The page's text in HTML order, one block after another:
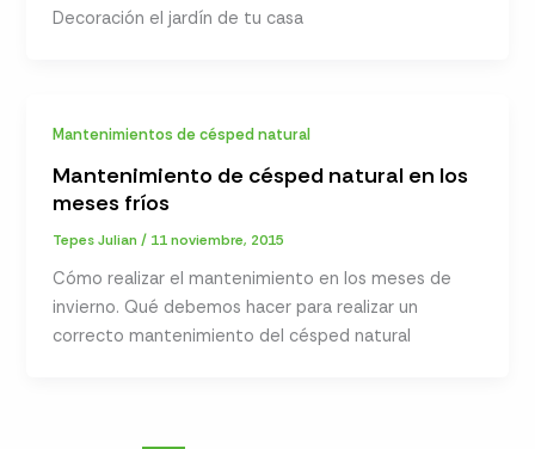
Decoración el jardín de tu casa
Mantenimientos de césped natural
Mantenimiento de césped natural en los
meses fríos
Tepes Julian/ 11 noviembre, 2015
Cómo realizar el mantenimiento en los meses de
invierno. Qué debemos hacer para realizar un
correcto mantenimiento del césped natural